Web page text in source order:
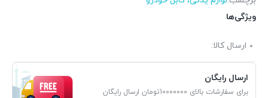
ویژگی‌ها
ارسال کالا:
ارسال رایگان
برای سفارشات بالای 10000000تومان ارسال رایگان